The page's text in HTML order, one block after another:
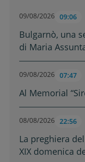
09/08/2026 09:06
Bulgarnò, una
di Maria
09/08/2026 07:47
Al Memorial
08/08/2026 22:56
La preghiera
XIX domenica